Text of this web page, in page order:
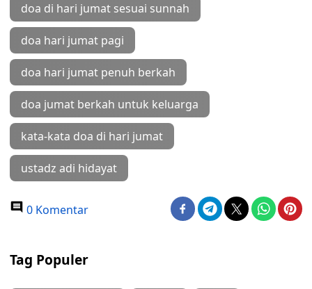
doa di hari jumat sesuai sunnah
doa hari jumat pagi
doa hari jumat penuh berkah
doa jumat berkah untuk keluarga
kata-kata doa di hari jumat
ustadz adi hidayat
0 Komentar
Tag Populer